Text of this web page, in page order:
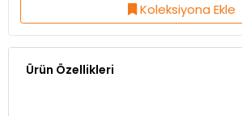
Koleksiyona Ekle
Ürün Özellikleri